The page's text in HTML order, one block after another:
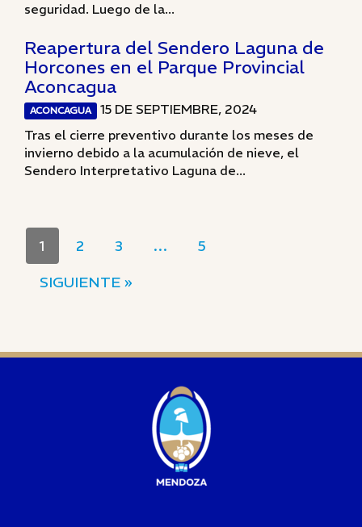
seguridad. Luego de la...
Reapertura del Sendero Laguna de
Horcones en el Parque Provincial
Aconcagua
ACONCAGUA
15 DE SEPTIEMBRE, 2024
Tras el cierre preventivo durante los meses de
invierno debido a la acumulación de nieve, el
Sendero Interpretativo Laguna de...
1 2 3 …
5
SIGUIENTE »